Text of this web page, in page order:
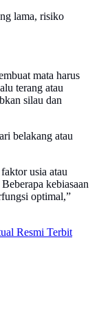
lama, risiko
mata harus
terang atau
silau dan
belakang atau
usia atau
kebiasaan
optimal,”
Resmi Terbit